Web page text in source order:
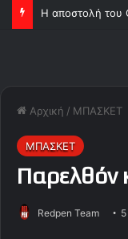
Η αποστολή του
Αρχική / ΜΠΑΣΚΕΤ
ΜΠΑΣΚΕΤ
Παρελθόν
Redpen Team